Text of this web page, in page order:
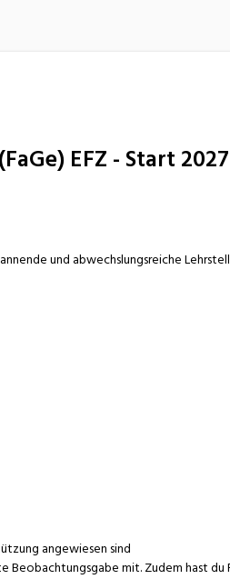
EFZ - Start
und abwechslungsreiche
angewiesen sind
mit. Zudem hast du